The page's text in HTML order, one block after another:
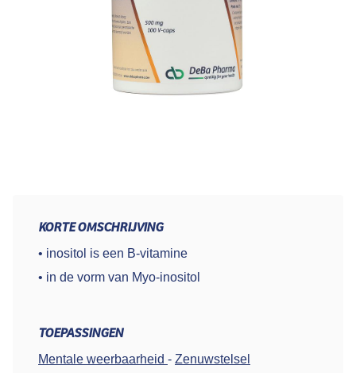
KORTE OMSCHRIJVING
• inositol is een B-vitamine
• in de vorm van Myo-inositol
TOEPASSINGEN
Mentale weerbaarheid - Zenuwstelsel